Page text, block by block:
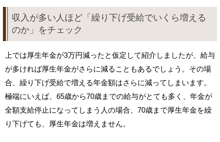
収入が多い人ほど「繰り下げ受給でいくら増える
のか」をチェック
上では厚生年金が3万円減ったと仮定して紹介しましたが、給与
が多ければ厚生年金がさらに減ることもあるでしょう。その場
合、繰り下げ受給で増える年金額はさらに減ってしまいます。
極端にいえば、65歳から70歳までの給与がとても多く、年金が
全額支給停止になってしまう人の場合、70歳まで厚生年金を繰
り下げても、厚生年金は増えません。